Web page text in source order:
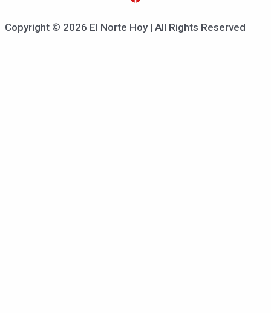
Copyright © 2026 El Norte Hoy | All Rights Reserved